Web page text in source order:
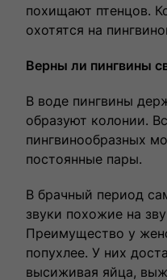
похищают птенцов.
охотятся на
Верны ли пингвины
В воде пингвины
образуют колонии.
пингвинообразных
постоянные пары.
В брачный период
звуки похожие на
Преимущество у
попухлее. У них
высиживая яйца,